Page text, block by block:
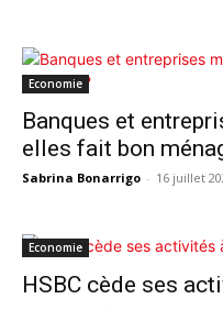
Economie
Banques et
elles fait bon
Sabrina Bonarrigo - 16 juillet
Economie
HSBC cède ses